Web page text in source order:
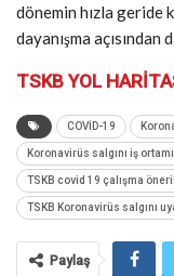
dönemin hızla geride
dayanışma
TSKB YOL
COVİD-19
Koronavirüs salgını iş
TSKB covid 19 çalışma
TSKB Koronavirüs salgını
Paylaş